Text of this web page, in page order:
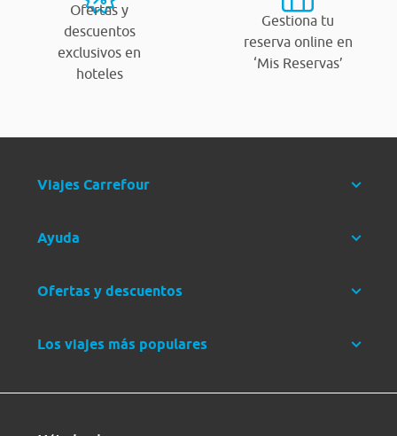
Ofertas y
descuentos
exclusivos en
hoteles
Gestiona tu
reserva online en
‘Mis Reservas’
Viajes Carrefour
Ayuda
Ofertas y descuentos
Los viajes más populares